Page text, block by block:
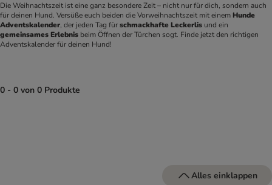
Die Weihnachtszeit ist eine ganz besondere Zeit – nicht nur für dich, sondern auch
für deinen Hund. Versüße euch beiden die Vorweihnachtszeit mit einem Hunde
Adventskalender, der jeden Tag für schmackhafte Leckerlis
gemeinsames Erlebnis beim Öffnen der Türchen sogt. Finde jetzt den richtigen
Adventskalender für deinen Hund!
0 - 0 von 0 Produkte
Alles einklappen